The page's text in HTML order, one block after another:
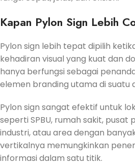
Kapan Pylon Sign Lebih
Pylon sign lebih tepat dipilih
kehadiran visual yang kuat dan
hanya berfungsi sebagai
elemen branding utama di suatu
Pylon sign sangat efektif untuk
seperti SPBU, rumah sakit, pusat
industri, atau area dengan
vertikalnya memungkinkan
informasi dalam satu titik.